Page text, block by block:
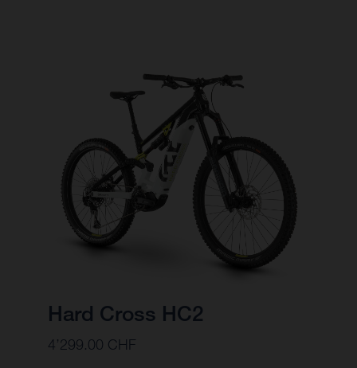
Hard Cross HC2
4’299.00 CHF